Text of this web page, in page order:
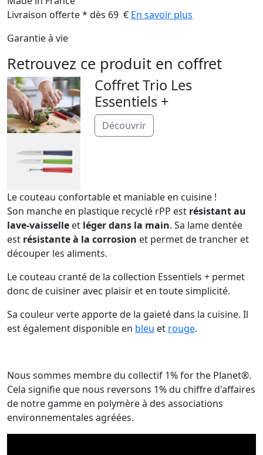
Livraison offerte * dès 69 € En savoir plus
Garantie à vie
Retrouvez ce produit en coffret
Coffret Trio Les
Essentiels +
Découvrir
Le couteau confortable et maniable en cuisine !
Son manche en plastique recyclé rPP est résistant au
lave-vaisselle et léger dans la main. Sa lame dentée
est résistante à la corrosion et permet de trancher et
découper les aliments.
Le couteau cranté de la collection Essentiels + permet
donc de cuisiner avec plaisir et en toute simplicité.
Sa couleur verte apporte de la gaieté dans la cuisine. Il
est également disponible en bleu et rouge.
Nous sommes membre du collectif 1% for the Planet®.
Cela signifie que nous reversons 1% du chiffre d'affaires
de notre gamme en polymère à des associations
environnementales agréées.